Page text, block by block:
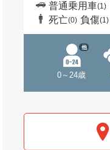
普通乗用車(1)
死亡(0) 負傷(1)
0～24歳
他